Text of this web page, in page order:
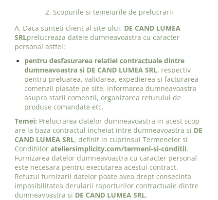
2. Scopurile si temeiurile de prelucrarii
A. Daca sunteti client al site-ului, DE CAND LUMEA
SRLprelucreaza datele dumneavoastra cu caracter
personal astfel:
pentru desfasurarea relatiei contractuale dintre
dumneavoastra si DE CAND LUMEA SRL, respectiv
pentru preluarea, validarea, expedierea si facturarea
comenzii plasate pe site, informarea dumneavoastra
asupra starii comenzii, organizarea returului de
produse comandate etc.
Temei: Prelucrarea datelor dumneavoastra in acest scop
are la baza contractul incheiat intre dumneavoastra si DE
CAND LUMEA SRL, definit in cuprinsul Termenelor si
Conditiilor ateliersimplicity.com/termeni-si-conditii.
Furnizarea datelor dumneavoastra cu caracter personal
este necesara pentru executarea acestui contract.
Refuzul furnizarii datelor poate avea drept consecinta
imposibilitatea derularii raporturilor contractuale dintre
dumneavoastra si DE CAND LUMEA SRL.